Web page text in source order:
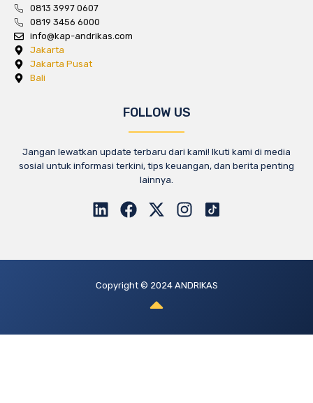
0813 3997 0607
0819 3456 6000
info@kap-andrikas.com
Jakarta
Jakarta Pusat
Bali
FOLLOW US
Jangan lewatkan update terbaru dari kami! Ikuti kami di media
sosial untuk informasi terkini, tips keuangan, dan berita penting
lainnya.
Copyright © 2024 ANDRIKAS